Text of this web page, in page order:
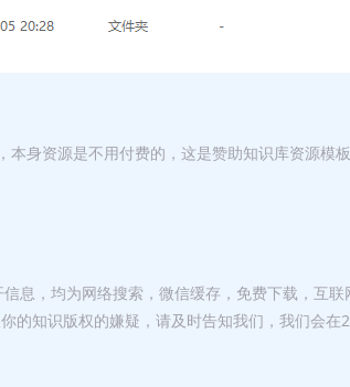
身资源是不用付费的，这是赞助知识库资源模
息，均为网络搜索，微信缓存，免费下载，互联
的知识版权的嫌疑，请及时告知我们，我们会在